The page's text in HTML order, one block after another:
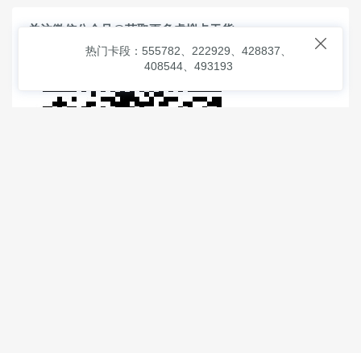
关注微信公众号@获取更多虚拟卡干货

热门卡段：555782、222929、428837、
408544、493193